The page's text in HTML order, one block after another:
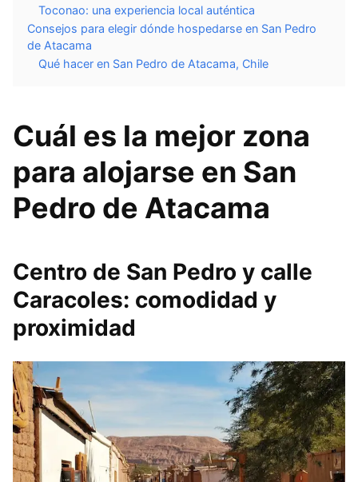
Toconao: una experiencia local auténtica
Consejos para elegir dónde hospedarse en San Pedro
de Atacama
Qué hacer en San Pedro de Atacama, Chile
Cuál es la mejor zona
para alojarse en San
Pedro de Atacama
Centro de San Pedro y calle
Caracoles: comodidad y
proximidad